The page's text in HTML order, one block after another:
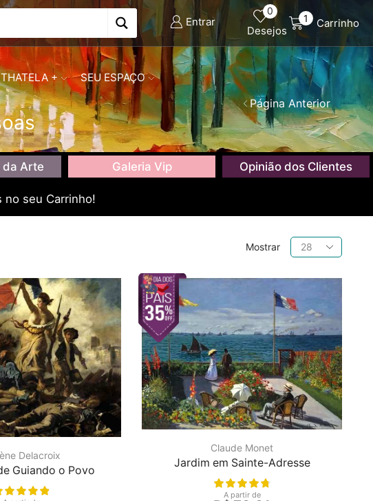
Entrar
0
Desejos
1 Carrinho
+ SEU ESPAÇO
Página Anterior
da Arte Galeria Vip Opinião dos Clientes
no seu Carrinho!
Mostrar
Produtos
por
Delacroix
Guiando o Povo
Claude Monet
Jardim em Sainte-Adresse
A partir de